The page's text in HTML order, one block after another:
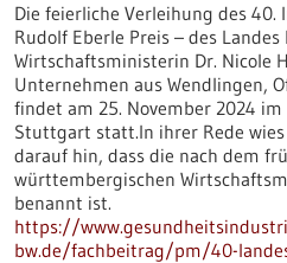
Die feierliche Verleihung des 40.
Rudolf Eberle Preis – des
Wirtschaftsministerin Dr. Nicole
Unternehmen aus Wendlingen,
findet am 25. November 2024
Stuttgart statt.In ihrer Rede
darauf hin, dass die nach dem
württembergischen
benannt ist.
https://
bw.de/fachbeitrag/pm/40-